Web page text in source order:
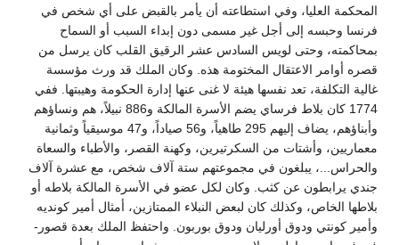
المحكمة العليا، وفي استطاعته أن يأمر بالقبض على أي شخص في
فرنسا وحبسه إلى أجل غير مسمى دون إبداء السبب أو السماح
بمحاكمته، وحتى لويس السادس عشر الرقيق القلب كان يرسل من
قصره أوامر الاعتقال المختومة هذه. وكان الملك قد ورث مؤسسة
غالية التكلفة، تعد نفسها هيئة لا غنى عنها إدارة الحكومة وهيبتها. ففي
1774 كان بلاط فرساي يضم الأسرة المالكة و886 نبيلاً، هم ونساؤهم
وأبناؤهم، يضاف إليهم 295 طاهياً، و56 صياداً، و47 موسيقياً وثمانية
معماريين، وأشتات من السكرتيرين، وكهنة القصر، والأطباء والسعاة
والحراس...، يبلغون في مجموعتهم ستة آلاف شخص، مع عشرة آلاف
جندي يرابطون عن كثب. وكان لكل عضو في الأسرة المالكة بلاطه أو
بلاطها الخاص، وكذلك كان لبعض النبلاء الممتازين، أمثال أمير كونديه
وأمير كونتي ودوق أورليان ودوق بوربون. واحتفظ الملك بعدة قصور-